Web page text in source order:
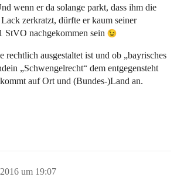
wenn er da solange parkt, dass ihm die
zerkratzt, dürfte er kaum seiner
StVO nachgekommen sein
rechtlich ausgestaltet ist und ob „bayrisches
„Schwengelrecht“ dem entgegensteht
auf Ort und (Bundes-)Land an.
um 19:07